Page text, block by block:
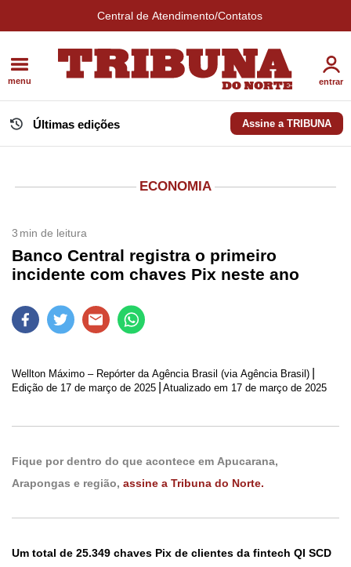
Central de Atendimento/Contatos
menu entrar
Últimas edições Assine a TRIBUNA
ECONOMIA
3 min de leitura
Banco Central registra o primeiro
incidente com chaves Pix neste ano
Wellton Máximo – Repórter da Agência Brasil (via Agência Brasil)
Edição de 17 de março de 2025 Atualizado em 17 de março de 2025
Fique por dentro do que acontece em Apucarana,
Arapongas e região, assine a Tribuna do Norte.
Um total de 25.349 chaves Pix de clientes da fintech QI SCD